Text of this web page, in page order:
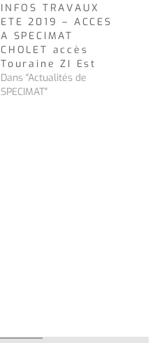
INFOS TRAVAUX
ETE 2019 – ACCES
A SPECIMAT
CHOLET accès
Touraine ZI Est
Dans "Actualités de
SPECIMAT"